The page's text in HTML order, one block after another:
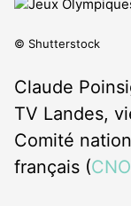
© Shutterstock
Claude
TV Landes,
Comité
français (